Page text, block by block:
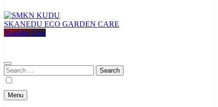
SMKN KUDU
Mencetak Generasi Unggul Berkarakter RAPI BERWIBAWA
SKANEDU ECO GARDEN CARE
Youtube Live
Search
for:
Menu